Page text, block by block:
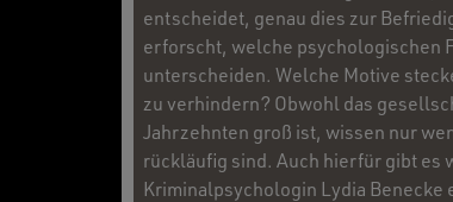
entscheidet, genau dies zur
erforscht, welche psychologischen
unterscheiden. Welche Motive
zu verhindern? Obwohl das
Jahrzehnten groß ist, wissen nur
rückläufig sind. Auch hierfür gibt
Kriminalpsychologin Lydia Benecke